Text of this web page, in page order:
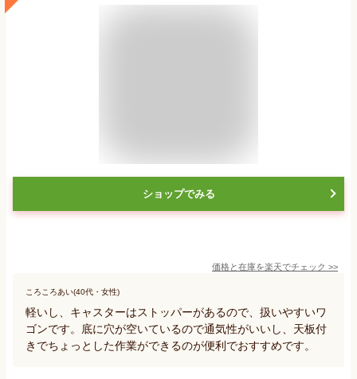
ショップでみる
価格と在庫を楽天でチェック >>
ころころあい(40代・女性)
軽いし、キャスターはストッパーがあるので、扱いやすいワ
ゴンです。底に穴が空いているので通気性がいいし、天板付
きでちょっとした作業ができるのが便利でおすすめです。